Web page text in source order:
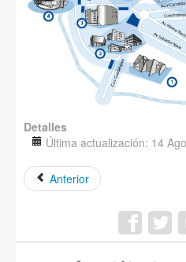
Detalles
Última actualización: 14
Anterior